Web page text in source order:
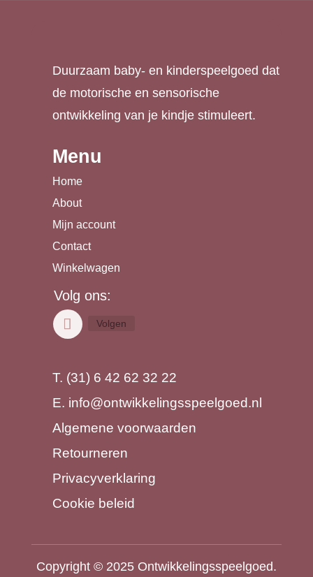
Duurzaam baby- en kinderspeelgoed dat
de motorische en sensorische
ontwikkeling van je kindje stimuleert.
Menu
Home
About
Mijn account
Contact
Winkelwagen
Volg ons:
Volgen
T. (31) 6 42 62 32 22
E. info@ontwikkelingsspeelgoed.nl
Algemene voorwaarden
Retourneren
Privacyverklaring
Cookie beleid
Copyright © 2025 Ontwikkelingsspeelgoed.